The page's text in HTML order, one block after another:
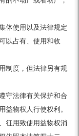
使用以及法律规定
以占有、使用和收
制度，但法律另有规
守法律有关保护和合
益物权人行使权利。
用致使用益物权消